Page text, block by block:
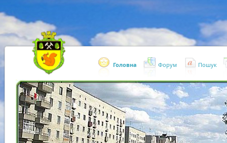
Головна Форум Пошук